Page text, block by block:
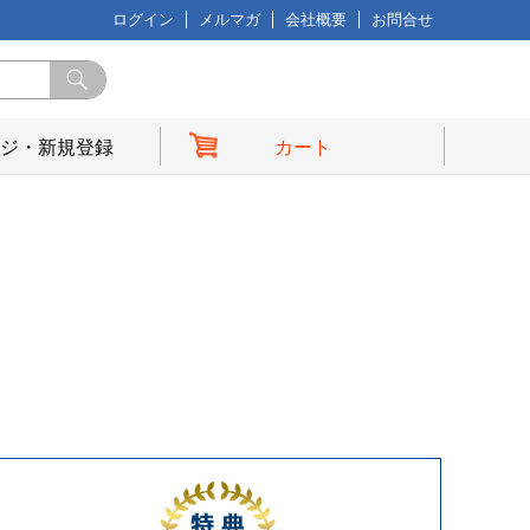
ログイン メルマガ 会社概要 お問合せ
・新規登録 カート